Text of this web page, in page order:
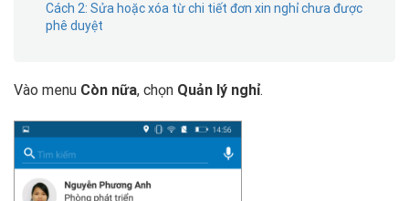
Cách 2: Sửa hoặc xóa từ chi tiết đơn xin nghỉ chưa được
phê duyệt
Vào menu Còn nữa, chọn Quản lý nghỉ.